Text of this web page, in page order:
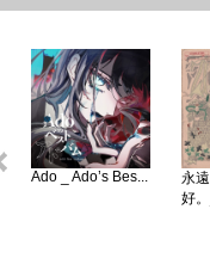
Ado _ Ado’s Bes...
永
好